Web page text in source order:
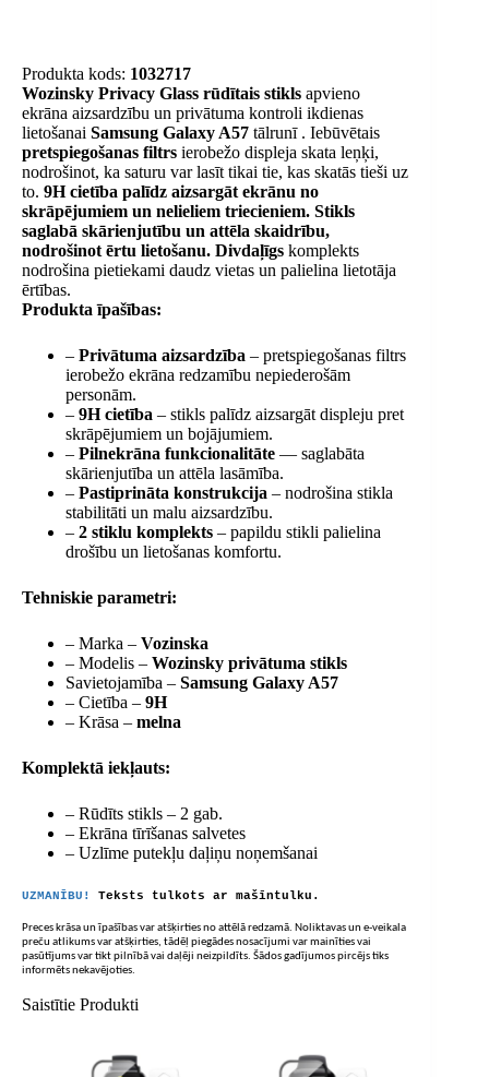
Produkta kods: 1032717
Wozinsky Privacy Glass rūdītais stikls apvieno
ekrāna aizsardzību un privātuma kontroli ikdienas
lietošanai Samsung Galaxy A57 tālrunī . Iebūvētais
pretspiegošanas filtrs ierobežo displeja skata leņķi,
nodrošinot, ka saturu var lasīt tikai tie, kas skatās tieši uz
to. 9H cietība palīdz aizsargāt ekrānu no
skrāpējumiem un nelieliem triecieniem. Stikls
saglabā skārienjutību un attēla skaidrību,
nodrošinot ērtu lietošanu. Divdaļīgs komplekts
nodrošina pietiekami daudz vietas un palielina lietotāja
ērtības.
Produkta īpašības:
– Privātuma aizsardzība – pretspiegošanas filtrs
ierobežo ekrāna redzamību nepiederošām
personām.
– 9H cietība – stikls palīdz aizsargāt displeju pret
skrāpējumiem un bojājumiem.
– Pilnekrāna funkcionalitāte — saglabāta
skārienjutība un attēla lasāmība.
– Pastiprināta konstrukcija – nodrošina stikla
stabilitāti un malu aizsardzību.
– 2 stiklu komplekts – papildu stikli palielina
drošību un lietošanas komfortu.
Tehniskie parametri:
– Marka – Vozinska
– Modelis – Wozinsky privātuma stikls
Savietojamība – Samsung Galaxy A57
– Cietība – 9H
– Krāsa – melna
Komplektā iekļauts:
– Rūdīts stikls – 2 gab.
– Ekrāna tīrīšanas salvetes
– Uzlīme putekļu daļiņu noņemšanai
UZMANĪBU! Teksts tulkots ar mašīntulku.
Preces krāsa un īpašības var atšķirties no attēlā redzamā. Noliktavas un e-veikala
preču atlikums var atšķirties, tādēļ piegādes nosacījumi var mainīties vai
pasūtījums var tikt pilnībā vai daļēji neizpildīts. Šādos gadījumos pircējs tiks
informēts nekavējoties.
Saistītie Produkti